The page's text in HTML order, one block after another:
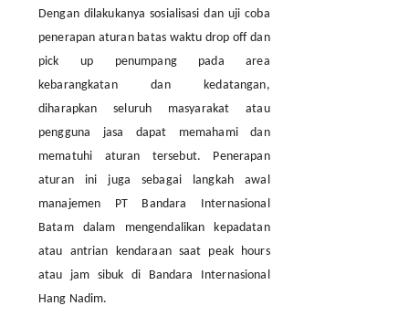
Dengan dilakukanya sosialisasi dan uji coba
penerapan aturan batas waktu drop off dan
pick up penumpang pada area
kebarangkatan dan kedatangan,
diharapkan seluruh masyarakat atau
pengguna jasa dapat memahami dan
mematuhi aturan tersebut. Penerapan
aturan ini juga sebagai langkah awal
manajemen PT Bandara Internasional
Batam dalam mengendalikan kepadatan
atau antrian kendaraan saat peak hours
atau jam sibuk di Bandara Internasional
Hang Nadim.